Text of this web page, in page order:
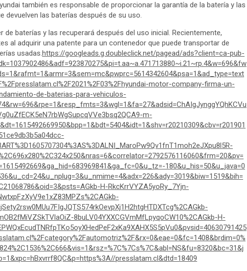
también es responsable de proporcionar la garantía de la batería y las
devuelven las baterías después de su uso.
de baterías y las recuperará después del uso inicial. Recientemente,
al adquirir una patente para un contenedor que puede transportar de
usadas.https://googleads.g.doubleclick.net/pagead/ads?client=ca-pub-
motor-company-firma-un-
de-baterias-para-vehiculos-
m-
180&u_his=50&u_java=0
H-RkcKrrVYZA5yoRy_7Yjn-
8buLV04YXXCGVmMfLpyqoCW10%2CAGkb-H-
presslatam.cl&dtd=18409